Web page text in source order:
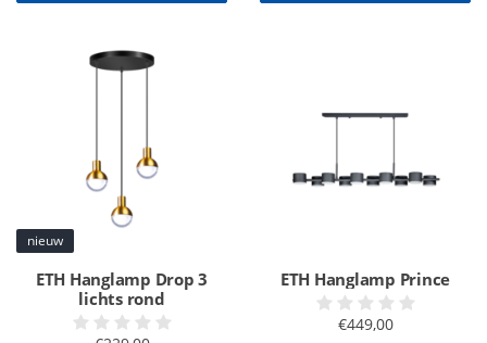
nieuw
ETH Hanglamp Drop 3
lichts rond
ETH Hanglamp Prince
€449,00